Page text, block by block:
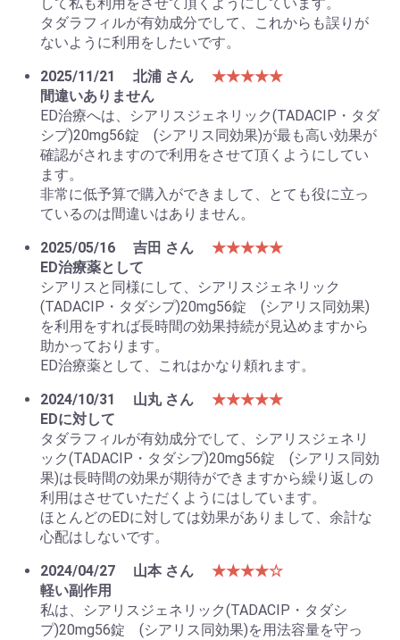
お買い物を続ける
して私も利用をさせて頂くようにしています。
タダラフィルが有効成分でして、これからも誤りが
ないように利用をしたいです。
2025/11/21
北浦 さん
★★★★★
間違いありません
ED治療へは、シアリスジェネリック(TADACIP・タダ
シプ)20mg56錠 (シアリス同効果)が最も高い効果が
確認がされますので利用をさせて頂くようにしてい
ます。
非常に低予算で購入ができまして、とても役に立っ
ているのは間違いはありません。
2025/05/16
吉田 さん
★★★★★
ED治療薬として
シアリスと同様にして、シアリスジェネリック
(TADACIP・タダシプ)20mg56錠 (シアリス同効果)
を利用をすれば長時間の効果持続が見込めますから
助かっております。
ED治療薬として、これはかなり頼れます。
2024/10/31
山丸 さん
★★★★★
EDに対して
タダラフィルが有効成分でして、シアリスジェネリ
ック(TADACIP・タダシプ)20mg56錠 (シアリス同効
果)は長時間の効果が期待ができますから繰り返しの
利用はさせていただくようにはしています。
ほとんどのEDに対しては効果がありまして、余計な
心配はしないです。
2024/04/27
山本 さん
★★★★☆
軽い副作用
私は、シアリスジェネリック(TADACIP・タダシ
プ)20mg56錠 (シアリス同効果)を用法容量を守っ